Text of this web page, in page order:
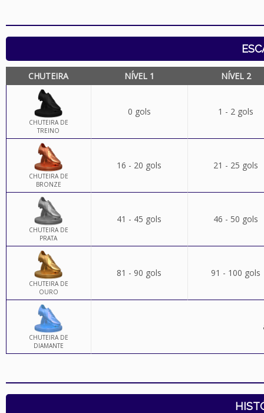
CHUTEIRA NÍVEL 1 NÍVEL 2
CHUTEIRA DE
TREINO
0 gols 1 - 2 gols
CHUTEIRA DE
BRONZE
16 - 20 gols 21 - 25 gols
CHUTEIRA DE
PRATA
41 - 45 gols 46 - 50 gols
CHUTEIRA DE
OURO
81 - 90 gols 91 - 100 gols
CHUTEIRA DE
DIAMANTE